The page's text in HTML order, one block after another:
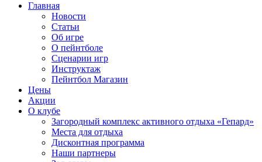
Главная
Новости
Статьи
Об игре
О пейнтболе
Сценарии игр
Инструктаж
Пейнтбол Магазин
Цены
Акции
О клубе
Загородный комплекс активного отдыха «Гепард»
Места для отдыха
Дисконтная программа
Наши партнеры